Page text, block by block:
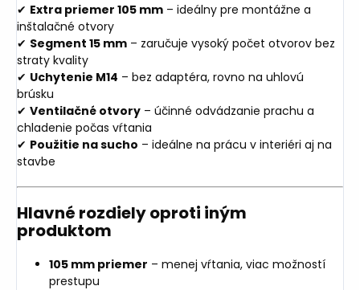
✔ Extra priemer 105 mm – ideálny pre montážne a
inštalačné otvory
✔ Segment 15 mm – zaručuje vysoký počet otvorov bez
straty kvality
✔ Uchytenie M14 – bez adaptéra, rovno na uhlovú
brúsku
✔ Ventilačné otvory – účinné odvádzanie prachu a
chladenie počas vŕtania
✔ Použitie na sucho – ideálne na prácu v interiéri aj na
stavbe
Hlavné rozdiely oproti iným
produktom
105 mm priemer – menej vŕtania, viac možností
prestupu